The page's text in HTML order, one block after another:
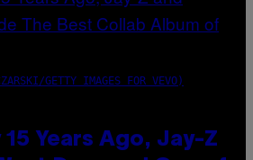
GETTY IMAGES FOR VEVO)
15 Years Ago, Jay-Z